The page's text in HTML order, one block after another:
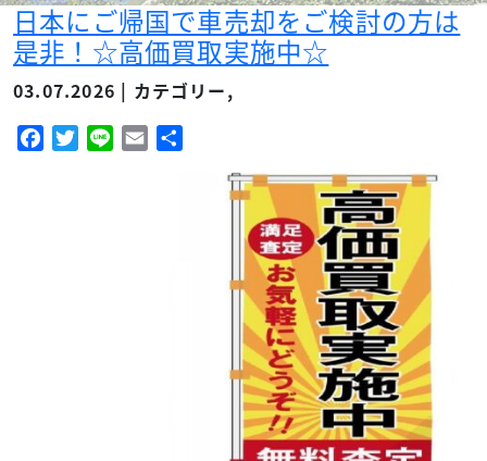
日本にご帰国で車売却をご検討の方は
是非！☆高価買取実施中☆
03.07.2026 | カテゴリー,
Facebook
Twitter
Line Email